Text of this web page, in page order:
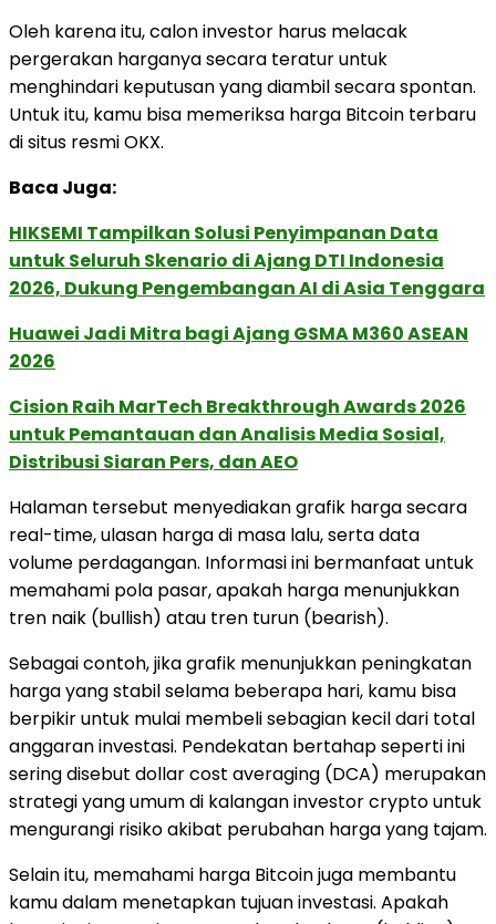
Oleh karena itu, calon investor harus melacak
pergerakan harganya secara teratur untuk
menghindari keputusan yang diambil secara spontan.
Untuk itu, kamu bisa memeriksa harga Bitcoin terbaru
di situs resmi OKX.
Baca Juga:
HIKSEMI Tampilkan Solusi Penyimpanan Data
untuk Seluruh Skenario di Ajang DTI Indonesia
2026, Dukung Pengembangan AI di Asia Tenggara
Huawei Jadi Mitra bagi Ajang GSMA M360 ASEAN
2026
Cision Raih MarTech Breakthrough Awards 2026
untuk Pemantauan dan Analisis Media Sosial,
Distribusi Siaran Pers, dan AEO
Halaman tersebut menyediakan grafik harga secara
real-time, ulasan harga di masa lalu, serta data
volume perdagangan. Informasi ini bermanfaat untuk
memahami pola pasar, apakah harga menunjukkan
tren naik (bullish) atau tren turun (bearish).
Sebagai contoh, jika grafik menunjukkan peningkatan
harga yang stabil selama beberapa hari, kamu bisa
berpikir untuk mulai membeli sebagian kecil dari total
anggaran investasi. Pendekatan bertahap seperti ini
sering disebut dollar cost averaging (DCA) merupakan
strategi yang umum di kalangan investor crypto untuk
mengurangi risiko akibat perubahan harga yang tajam.
Selain itu, memahami harga Bitcoin juga membantu
kamu dalam menetapkan tujuan investasi. Apakah